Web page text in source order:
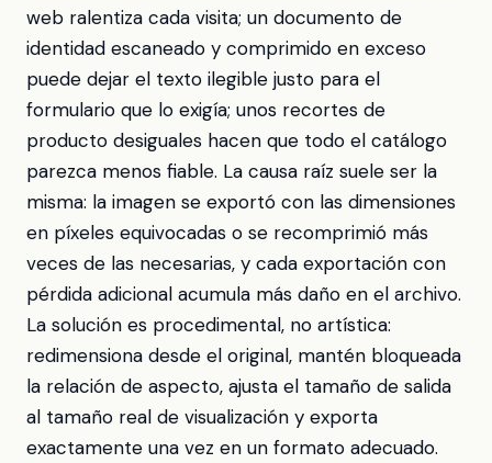
web ralentiza cada visita; un documento de
identidad escaneado y comprimido en exceso
puede dejar el texto ilegible justo para el
formulario que lo exigía; unos recortes de
producto desiguales hacen que todo el catálogo
parezca menos fiable. La causa raíz suele ser la
misma: la imagen se exportó con las dimensiones
en píxeles equivocadas o se recomprimió más
veces de las necesarias, y cada exportación con
pérdida adicional acumula más daño en el archivo.
La solución es procedimental, no artística:
redimensiona desde el original, mantén bloqueada
la relación de aspecto, ajusta el tamaño de salida
al tamaño real de visualización y exporta
exactamente una vez en un formato adecuado.